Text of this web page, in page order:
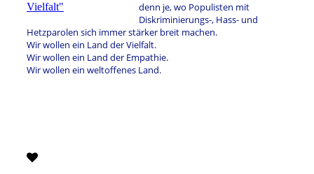
Vielfalt"
denn je, wo Populisten mit
Diskriminierungs-, Hass- und
Hetzparolen sich immer stärker breit machen.
Wir wollen ein Land der Vielfalt.
Wir wollen ein Land der Empathie.
Wir wollen ein weltoffenes Land.